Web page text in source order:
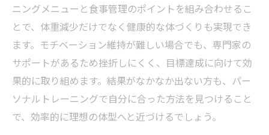
ニングメニューと食事管理のポイントを組み合わせるこ
とで、体重減少だけでなく健康的な体づくりも実現でき
ます。モチベーション維持が難しい場合でも、専門家の
サポートがあるため挫折しにくく、目標達成に向けて効
果的に取り組めます。結果がなかなか出ない方も、パー
ソナルトレーニングで自分に合った方法を見つけること
で、効率的に理想の体型へと近づけるでしょう。